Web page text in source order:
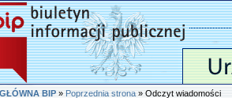
BIP»Poprzednia strona» Odczyt wiadomości